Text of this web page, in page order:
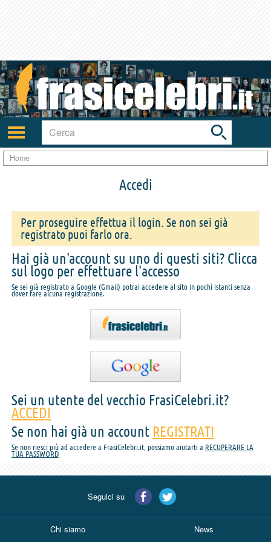
Attiva/disattiva
navigazione
Toggle
search
bar
Home
Accedi
Per proseguire effettua il login. Se non sei già
registrato puoi farlo ora.
Hai già un'account su uno di questi siti? Clicca
sul logo per effettuare l'accesso
Se sei già registrato a Google (Gmail) potrai accedere al sito in pochi istanti senza
dover fare alcuna registrazione.
Sei un utente del vecchio FrasiCelebri.it?
ACCEDI
Se non hai già un account REGISTRATI
Se non riesci più ad accedere a FrasiCelebri.it, possiamo aiutarti a RECUPERARE LA
TUA PASSWORD
Seguici su
Chi siamo News